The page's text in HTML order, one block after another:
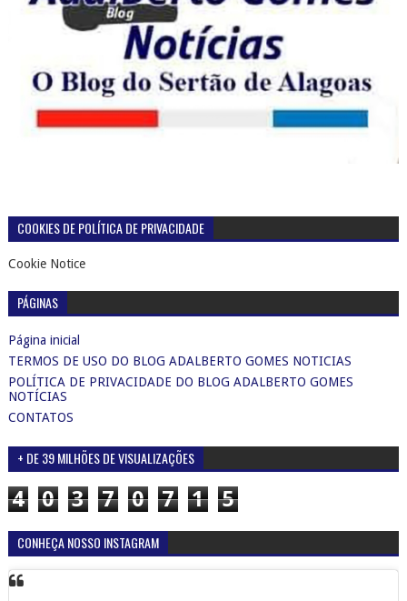
COOKIES DE POLÍTICA DE PRIVACIDADE
Cookie Notice
PÁGINAS
Página inicial
TERMOS DE USO DO BLOG ADALBERTO GOMES NOTICIAS
POLÍTICA DE PRIVACIDADE DO BLOG ADALBERTO GOMES
NOTÍCIAS
CONTATOS
+ DE 39 MILHÕES DE VISUALIZAÇÕES
4 0 3 7 0 7 1 5
CONHEÇA NOSSO INSTAGRAM